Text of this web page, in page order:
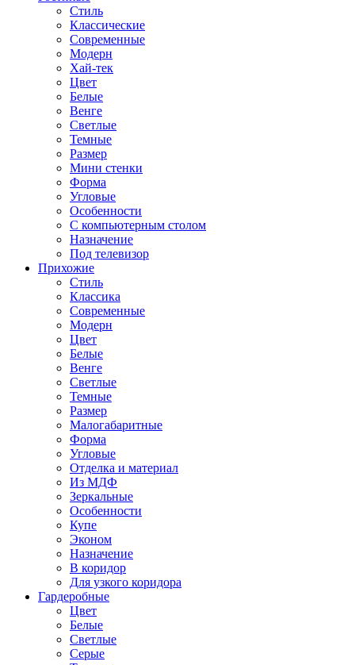
Стиль
Классические
Современные
Модерн
Хай-тек
Цвет
Белые
Венге
Светлые
Темные
Размер
Мини стенки
Форма
Угловые
Особенности
С компьютерным столом
Назначение
Под телевизор
Прихожие
Стиль
Классика
Современные
Модерн
Цвет
Белые
Венге
Светлые
Темные
Размер
Малогабаритные
Форма
Угловые
Отделка и материал
Из МДФ
Зеркальные
Особенности
Купе
Эконом
Назначение
В коридор
Для узкого коридора
Гардеробные
Цвет
Белые
Светлые
Серые